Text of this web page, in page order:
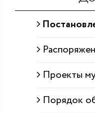
Проекты
Порядок